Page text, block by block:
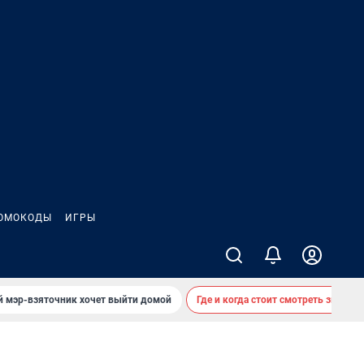
ИГРЫ
мэр-взяточник хочет выйти домой Где и когда стоит смотреть